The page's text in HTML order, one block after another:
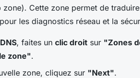
Cette zone permet de
les diagnostics réseau et la
, faites un clic droit sur "Zones
zone".
zone, cliquez sur "Next".